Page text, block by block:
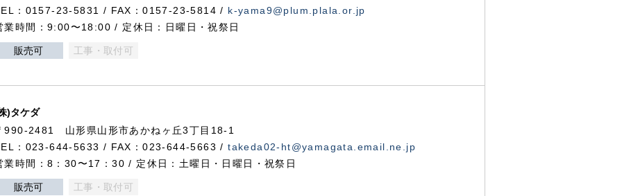
：0157-23-5831 / FAX：0157-23-5814 / k-yama9@plum.plala.or.jp
業時間：9:00〜18:00 / 定休日：日曜日・祝祭日
販売可 工事・取付可
)タケダ
990-2481 山形県山形市あかねヶ丘3丁目18-1
：023-644-5633 / FAX：023-644-5663 /takeda02-ht@yamagata.email.ne.jp
業時間：8：30〜17：30 / 定休日：土曜日・日曜日・祝祭日
販売可 工事・取付可